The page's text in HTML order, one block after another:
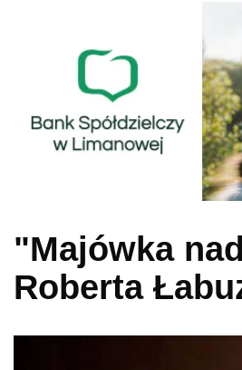
"Majówka
Roberta